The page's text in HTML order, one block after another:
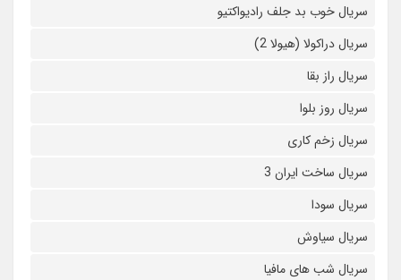
سریال خوب بد جلف رادیواکتیو
سریال دراکولا (هیولا 2)
سریال راز بقا
سریال روز بلوا
سریال زخم کاری
سریال ساخت ایران 3
سریال سودا
سریال سیاوش
سریال شب های مافیا